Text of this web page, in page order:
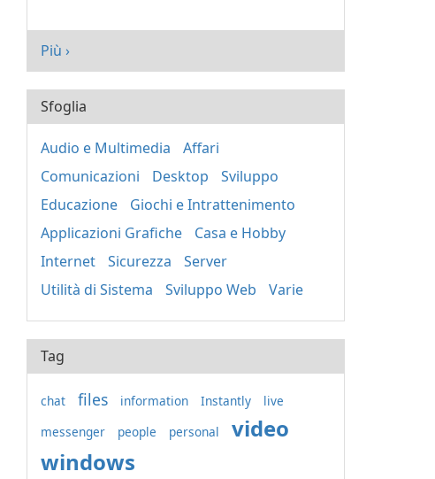
Più ›
Sfoglia
Audio e Multimedia
Affari
Comunicazioni
Desktop
Sviluppo
Educazione
Giochi e Intrattenimento
Applicazioni Grafiche
Casa e Hobby
Internet
Sicurezza
Server
Utilità di Sistema
Sviluppo Web Varie
Tag
chat files information Instantly
live
messenger
people personal
video
windows